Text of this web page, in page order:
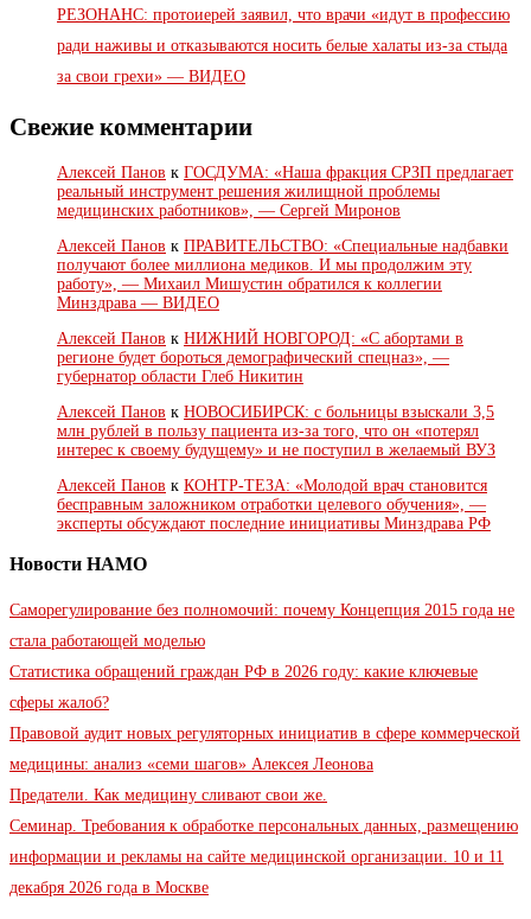
РЕЗОНАНС: протоиерей заявил, что врачи «идут в профессию
ради наживы и отказываются носить белые халаты из-за стыда
за свои грехи» — ВИДЕО
Свежие комментарии
Алексей Панов к ГОСДУМА: «Наша фракция СРЗП предлагает
реальный инструмент решения жилищной проблемы
медицинских работников», — Сергей Миронов
Алексей Панов к ПРАВИТЕЛЬСТВО: «Специальные надбавки
получают более миллиона медиков. И мы продолжим эту
работу», — Михаил Мишустин обратился к коллегии
Минздрава — ВИДЕО
Алексей Панов к НИЖНИЙ НОВГОРОД: «С абортами в
регионе будет бороться демографический спецназ», —
губернатор области Глеб Никитин
Алексей Панов к НОВОСИБИРСК: с больницы взыскали 3,5
млн рублей в пользу пациента из-за того, что он «потерял
интерес к своему будущему» и не поступил в желаемый ВУЗ
Алексей Панов к КОНТР-ТЕЗА: «Молодой врач становится
бесправным заложником отработки целевого обучения», —
эксперты обсуждают последние инициативы Минздрава РФ
Новости НАМО
Саморегулирование без полномочий: почему Концепция 2015 года не
стала работающей моделью
Статистика обращений граждан РФ в 2026 году: какие ключевые
сферы жалоб?
Правовой аудит новых регуляторных инициатив в сфере коммерческой
медицины: анализ «семи шагов» Алексея Леонова
Предатели. Как медицину сливают свои же.
Семинар. Требования к обработке персональных данных, размещению
информации и рекламы на сайте медицинской организации. 10 и 11
декабря 2026 года в Москве